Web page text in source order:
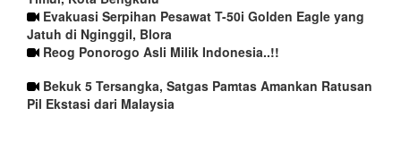
Evakuasi Serpihan Pesawat T-50i Golden Eagle yang
Jatuh di Nginggil, Blora
Reog Ponorogo Asli Milik Indonesia..!!
Bekuk 5 Tersangka, Satgas Pamtas Amankan Ratusan
Pil Ekstasi dari Malaysia